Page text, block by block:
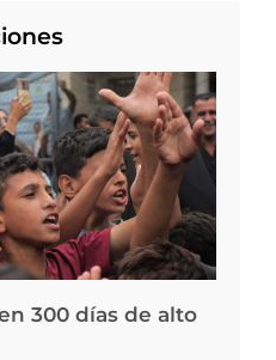
300 días de alto